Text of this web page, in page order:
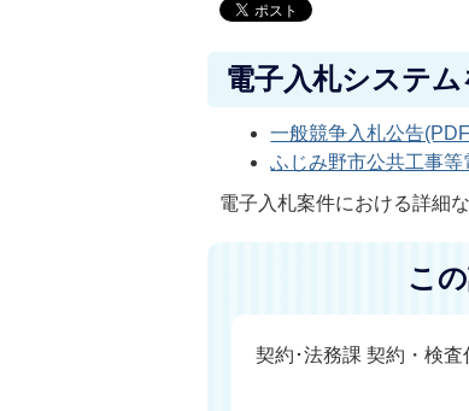
電子入札システム
一般競争入札公告
ふじみ野市公共工事
電子入札案件における詳細
こ
契約･法務課 契約・検査